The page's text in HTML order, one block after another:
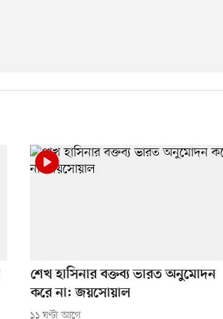
শেখ হাসিনার বক্তব্য ভারত অনুমোদন
করে না: জয়সোয়াল
১১ ঘণ্টা আগে